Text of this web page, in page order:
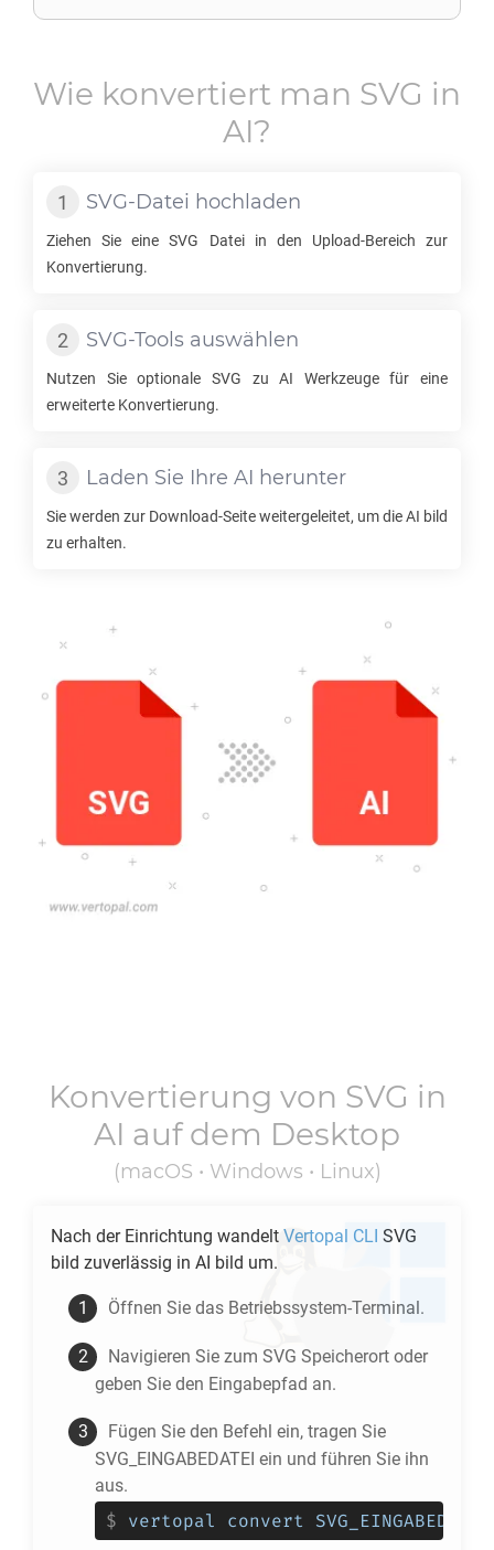
Wie konvertiert man SVG in
AI?
SVG-Datei hochladen
Ziehen Sie eineSVG Datei in den Upload-Bereich zur
Konvertierung.
SVG-Tools auswählen
Nutzen Sie optionale SVG zuAI Werkzeuge für eine
erweiterte Konvertierung.
Laden Sie Ihre AI herunter
Sie werden zur Download-Seite weitergeleitet, um dieAI bild
zu erhalten.
Konvertierung von SVG in
AI auf dem Desktop
(macOS • Windows • Linux)
Nach der Einrichtung wandelt Vertopal CLI SVG
bild zuverlässig in AI bild um.
Öffnen Sie das Betriebssystem-Terminal.
Navigieren Sie zum SVG Speicherort oder
geben Sie den Eingabepfad an.
Fügen Sie den Befehl ein, tragen Sie
SVG_EINGABEDATEI ein und führen Sie ihn
aus.
$ vertopal convert